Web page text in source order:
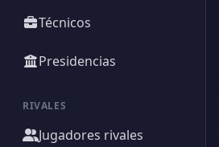
Técnicos
Presidencias
RIVALES
Jugadores rivales